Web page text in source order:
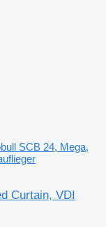
SCB 24, Mega,
Curtain, VDI